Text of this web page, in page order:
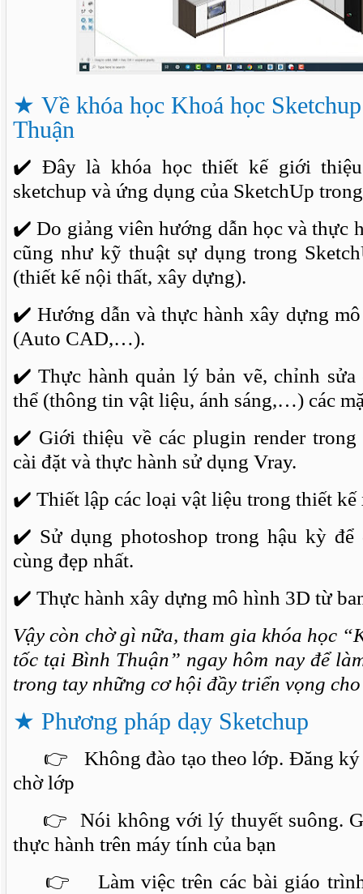
★ Về khóa học Khoá học
Thuận
✔
Đây là khóa học thiết kế giới
sketchup và ứng dụng của SketchUp
✔ Do giảng viên hướng dẫn học và thực
cũng như kỹ thuật sự dụng trong
(thiết kế nội thất, xây dựng).
✔ Hướng dẫn và thực hành xây dựng
(Auto CAD,…).
✔ Thực hành quản lý bản vẽ, chỉnh
thể (thông tin vật liệu, ánh sáng,…) các
✔
Giới thiệu về các plugin render
cài đặt và thực hành sử dụng Vray.
✔ Thiết lập các loại vật liệu trong thiết
✔
Sử dụng photoshop trong hậu kỳ
cùng đẹp nhất.
✔ Thực hành xây dựng mô hình 3D từ
Vậy còn chờ gì nữa, tham gia khóa học
tốc tại Bình Thuận” ngay hôm nay để
trong tay những cơ hội đầy triển vọng
★ Phương pháp dạy Sketchup
👉 Không đào tạo theo lớp. Đăng
chờ lớp
👉 Nói không với lý thuyết suông.
thực hành trên máy tính của bạn
👉
Làm việc trên các bài giáo